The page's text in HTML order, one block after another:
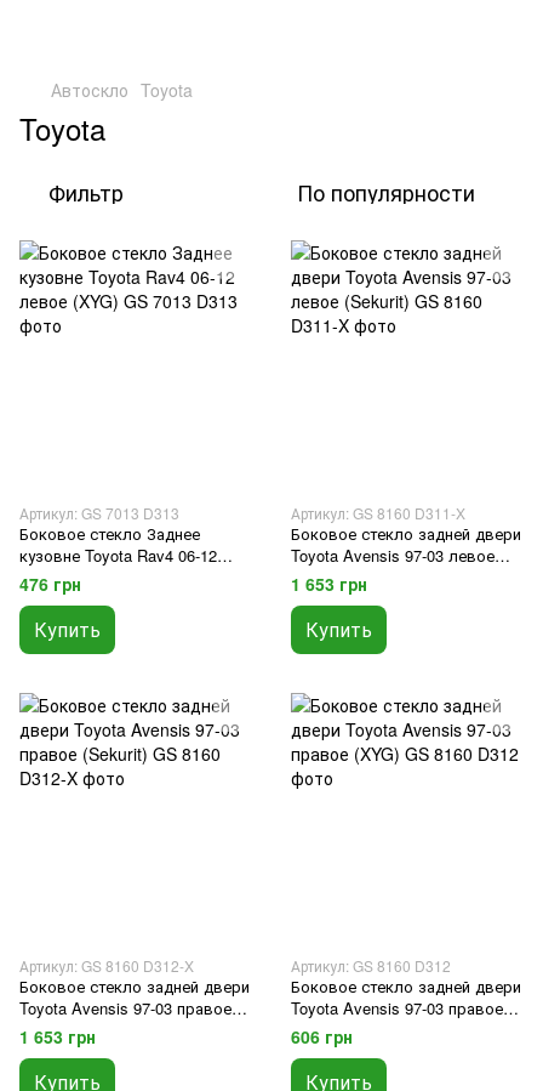
Автоскло Toyota
Toyota
Фильтр По популярности
Артикул: GS 7013 D313
Боковое стекло Заднее
кузовне Toyota Rav4 06-12
левое (XYG)
476 грн
Купить
Артикул: GS 8160 D311-X
Боковое стекло задней двери
Toyota Avensis 97-03 левое
(Sekurit)
1 653 грн
Купить
Артикул: GS 8160 D312-X
Боковое стекло задней двери
Toyota Avensis 97-03 правое
(Sekurit)
1 653 грн
Купить
Артикул: GS 8160 D312
Боковое стекло задней двери
Toyota Avensis 97-03 правое
(XYG)
606 грн
Купить